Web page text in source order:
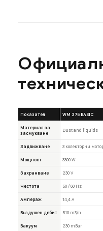
Показател WM 375 BASIC
Материал за
засмукване
Dust and liquids
Задвижване 3 колекторни
Мощност 3300 W
Захранване 230 V
Честота 50 / 60 Hz
Ампераж 14,4 A
Въздушен дебит 510 m3/h
Вакуум 230 mBar